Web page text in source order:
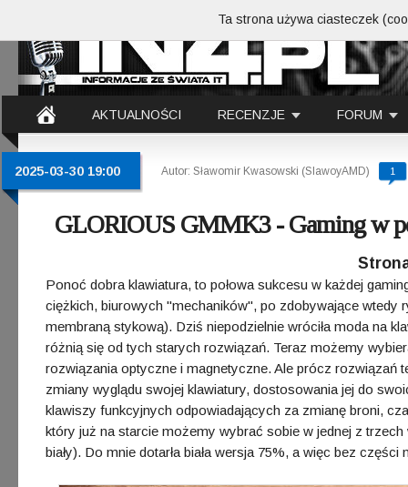
AKTUALNOŚCI RECENZJE FORUM
2025-03-30 19:00 Autor: Sławomir Kwasowski (SlawoyAMD) 1
GLORIOUS GMMK3 - Gaming w
Ponoć dobra klawiatura, to połowa sukcesu w każdej
ciężkich, biurowych "mechaników", po zdobywające
membraną stykową). Dziś niepodzielnie wróciła moda na
różnią się od tych starych rozwiązań. Teraz możemy
rozwiązania optyczne i magnetyczne. Ale prócz
zmiany wyglądu swojej klawiatury, dostosowania jej do
klawiszy funkcyjnych odpowiadających za zmianę broni,
który już na starcie możemy wybrać sobie w jednej z
biały). Do mnie dotarła biała wersja 75%, a więc bez części
Ta strona używa ciasteczek